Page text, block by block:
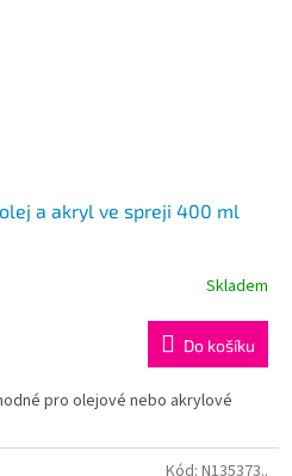
a akryl ve spreji 400 ml
Skladem
Do košíku
pro olejové nebo akrylové